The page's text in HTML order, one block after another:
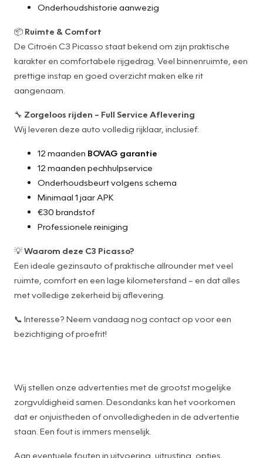
Onderhoudshistorie aanwezig
📦 Ruimte & Comfort
De Citroën C3 Picasso staat bekend om zijn praktische
karakter en comfortabele rijgedrag. Veel binnenruimte, een
prettige instap en goed overzicht maken elke rit
aangenaam.
🔧 Zorgeloos rijden – Full Service Aflevering
Wij leveren deze auto volledig rijklaar, inclusief:
12 maanden BOVAG garantie
12 maanden pechhulpservice
Onderhoudsbeurt volgens schema
Minimaal 1 jaar APK
€30 brandstof
Professionele reiniging
💡Waarom deze C3 Picasso?
Een ideale gezinsauto of praktische allrounder met veel
ruimte, comfort en een lage kilometerstand – en dat alles
met volledige zekerheid bij aflevering.
📞 Interesse? Neem vandaag nog contact op voor een
bezichtiging of proefrit!
Wij stellen onze advertenties met de grootst mogelijke
zorgvuldigheid samen. Desondanks kan het voorkomen
dat er onjuistheden of onvolledigheden in de advertentie
staan. Een fout is immers menselijk.
Aan eventuele fouten in uitvoering, uitrusting, opties,